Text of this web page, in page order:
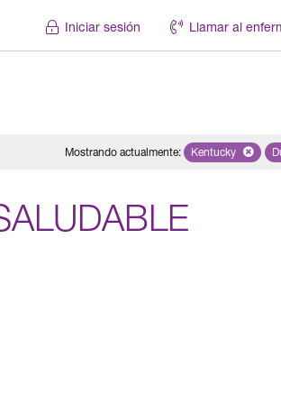
Iniciar sesión Llamar al
Mostrando actualmente: Remove
Kentucky